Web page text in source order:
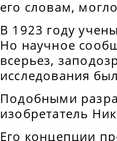
его словам,
В 1923 году
Но научное
всерьез,
исследования
Подобными
изобретатель
Его концепции